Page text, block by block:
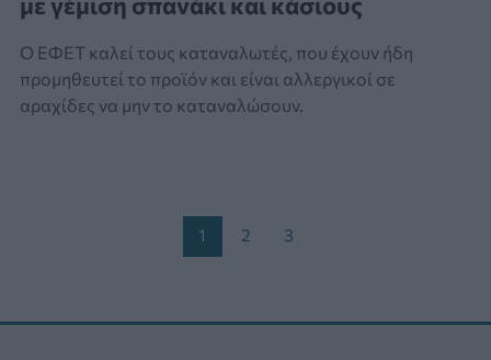
Ο ΕΦΕΤ καλεί τους καταναλωτές, που έχουν ήδη
προμηθευτεί το προϊόν και είναι αλλεργικοί σε
αραχίδες να μην το καταναλώσουν.
1 2 3